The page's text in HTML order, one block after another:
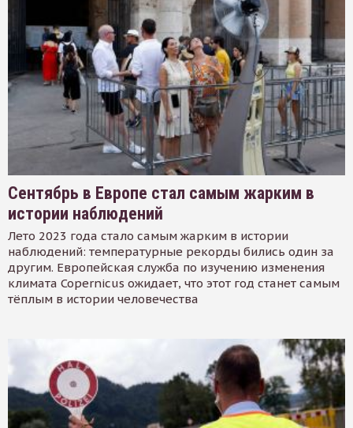
Сентябрь в Европе стал самым жарким в
истории наблюдений
Лето 2023 года стало самым жарким в истории
наблюдений: температурные рекорды бились один за
другим. Европейская служба по изучению изменения
климата Copernicus ожидает, что этот год станет самым
тёплым в истории человечества